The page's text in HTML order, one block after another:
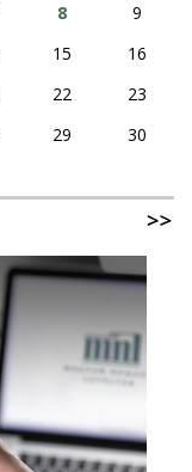
8
9
15
16
22
23
29
30